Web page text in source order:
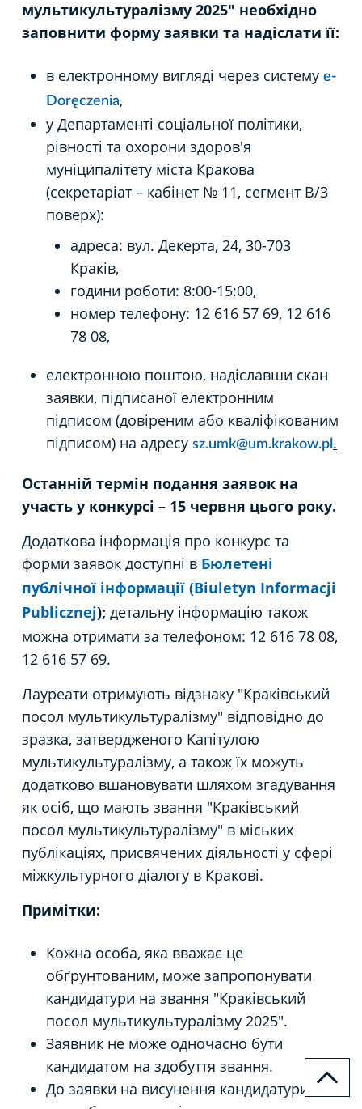
мультикультуралізму 2025" необхідно
заповнити форму заявки та надіслати її:
в електронному вигляді через систему e-
Doręczenia,
у Департаменті соціальної політики,
рівності та охорони здоров'я
муніципалітету міста Кракова
(секретаріат – кабінет № 11, сегмент B/3
поверх):
адреса: вул. Декерта, 24, 30-703
Краків,
години роботи: 8:00-15:00,
номер телефону: 12 616 57 69, 12 616
78 08,
електронною поштою, надіславши скан
заявки, підписаної електронним
підписом (довіреним або кваліфікованим
підписом) на адресу sz.umk@um.krakow.pl .
Останній термін подання заявок на
участь у конкурсі – 15 червня цього року.
Додаткова інформація про конкурс та
форми заявок доступні в Бюлетені
публічної інформації (Biuletyn Informacji
Publicznej); детальну інформацію також
можна отримати за телефоном: 12 616 78 08,
12 616 57 69.
Лауреати отримують відзнаку "Краківський
посол мультикультуралізму" відповідно до
зразка, затвердженого Капітулою
мультикультуралізму, а також їх можуть
додатково вшановувати шляхом згадування
як осіб, що мають звання "Краківський
посол мультикультуралізму" в міських
публікаціях, присвячених діяльності у сфері
міжкультурного діалогу в Кракові.
Примітки:
Кожна особа, яка вважає це
обґрунтованим, може запропонувати
кандидатури на звання "Краківський
посол мультикультуралізму 2025".
Заявник не може одночасно бути
кандидатом на здобуття звання.
До заявки на висунення кандидатури